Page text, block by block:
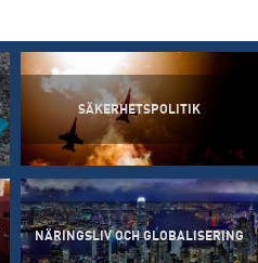
SÄKERHETSPOLITIK
NÄRINGSLIV OCH GLOBALISERING